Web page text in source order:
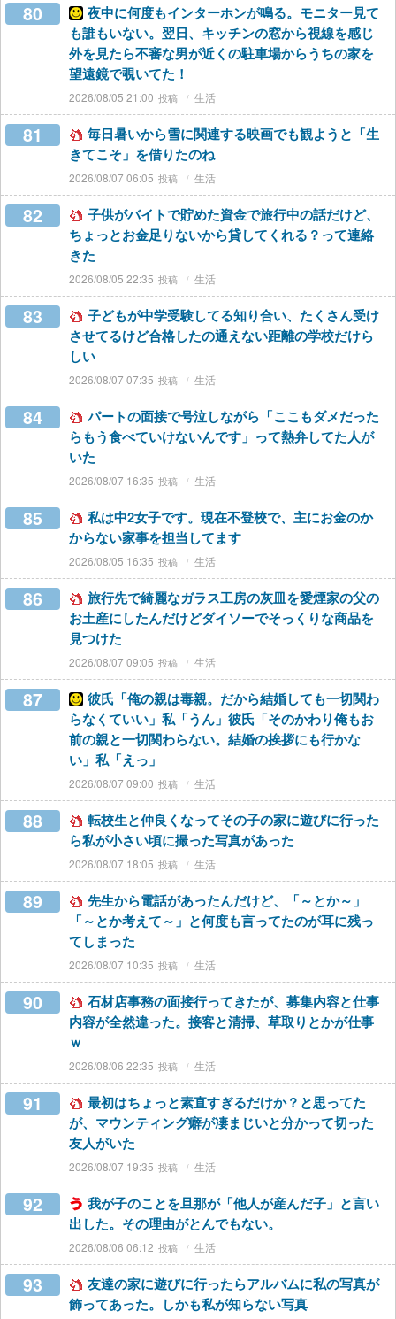
80
夜中に何度もインターホンが鳴る。モニター見て
も誰もいない。翌日、キッチンの窓から視線を感じ
外を見たら不審な男が近くの駐車場からうちの家を
望遠鏡で覗いてた！
2026/08/05 21:00 生活
81
毎日暑いから雪に関連する映画でも観ようと「生
きてこそ」を借りたのね
2026/08/07 06:05 生活
82
子供がバイトで貯めた資金で旅行中の話だけど、
ちょっとお金足りないから貸してくれる？って連絡
きた
2026/08/05 22:35 生活
83
子どもが中学受験してる知り合い、たくさん受け
させてるけど合格したの通えない距離の学校だけら
しい
2026/08/07 07:35 生活
84
パートの面接で号泣しながら「ここもダメだった
らもう食べていけないんです」って熱弁してた人が
いた
2026/08/07 16:35 生活
85
私は中2女子です。現在不登校で、主にお金のか
からない家事を担当してます
2026/08/05 16:35 生活
86
旅行先で綺麗なガラス工房の灰皿を愛煙家の父の
お土産にしたんだけどダイソーでそっくりな商品を
見つけた
2026/08/07 09:05 生活
87
彼氏「俺の親は毒親。だから結婚しても一切関わ
らなくていい」私「うん」彼氏「そのかわり俺もお
前の親と一切関わらない。結婚の挨拶にも行かな
い」私「えっ」
2026/08/07 09:00 生活
88
転校生と仲良くなってその子の家に遊びに行った
ら私が小さい頃に撮った写真があった
2026/08/07 18:05 生活
89
先生から電話があったんだけど、「～とか～」
「～とか考えて～」と何度も言ってたのが耳に残っ
てしまった
2026/08/07 10:35 生活
90
石材店事務の面接行ってきたが、募集内容と仕事
内容が全然違った。接客と清掃、草取りとかが仕事
ｗ
2026/08/06 22:35 生活
91
最初はちょっと素直すぎるだけか？と思ってた
が、マウンティング癖が凄まじいと分かって切った
友人がいた
2026/08/07 19:35 生活
92
我が子のことを旦那が「他人が産んだ子」と言い
出した。その理由がとんでもない。
2026/08/06 06:12 生活
93
友達の家に遊びに行ったらアルバムに私の写真が
飾ってあった。しかも私が知らない写真